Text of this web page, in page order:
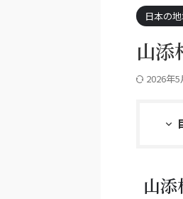
日本の
山添
2026年5
山